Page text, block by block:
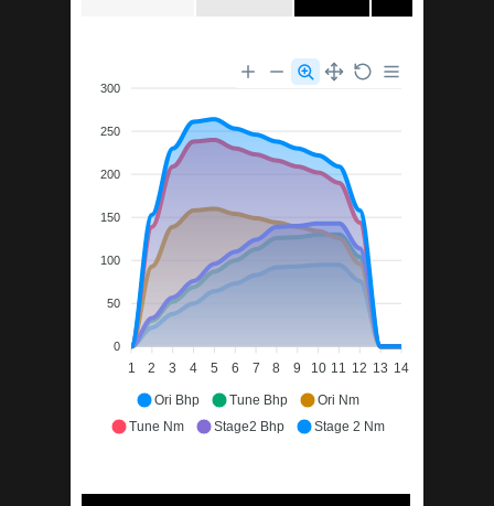
300
250
200
150
100
50
0
1 2 3 4 5 6 7 8 9 10 11 12 13 14
Ori Bhp Tune Bhp
Ori Nm
Tune Nm
Stage2 Bhp Stage 2 Nm